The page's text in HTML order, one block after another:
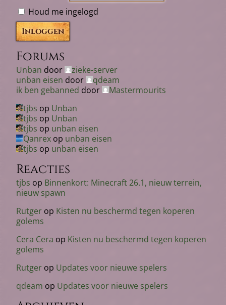
Houd me ingelogd
Inloggen
Forums
Unban door
zieke-server
unban eisen door
qdeam
ik ben gebanned door
Mastermourits
tjbs op Unban
tjbs op Unban
tjbs op unban eisen
Qanrex op unban eisen
tjbs op unban eisen
Reacties
tjbs op Binnenkort: Minecraft 26.1, nieuw terrein,
nieuw spawn
Rutger op Kisten nu beschermd tegen koperen
golems
Cera Cera op Kisten nu beschermd tegen koperen
golems
Rutger op Updates voor nieuwe spelers
qdeam op Updates voor nieuwe spelers